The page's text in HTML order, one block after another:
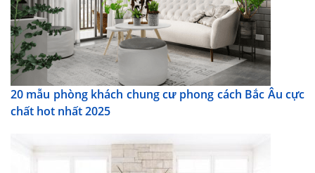
20 mẫu phòng khách chung cư phong cách Bắc Âu cực
chất hot nhất 2025